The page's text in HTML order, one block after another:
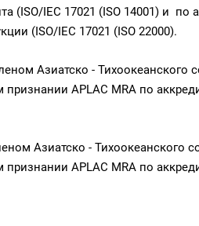
(ISO/IEC 17021 (ISO 14001) и по
(ISO/IEC 17021 (ISO 22000).
Азиатско - Тихоокеанского
APLAC MRA по
Азиатско - Тихоокеанского
APLAC MRA по